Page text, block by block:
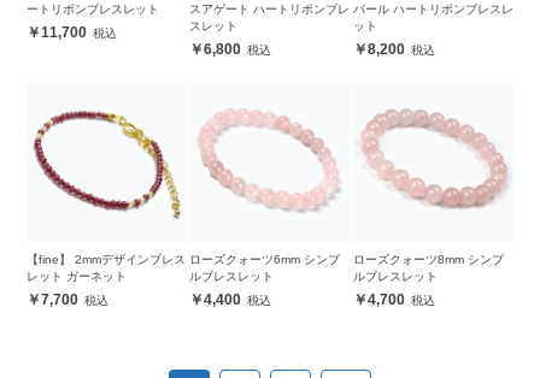
ートリボンブレスレット
11,700
スアゲート ハートリボンブレ
スレット
6,800
パール ハートリボンブレスレ
ット
8,200
【fine】 2mmデザインブレス
レット ガーネット
7,700
ローズクォーツ6mm シンプ
ルブレスレット
4,400
ローズクォーツ8mm シンプ
ルブレスレット
4,700